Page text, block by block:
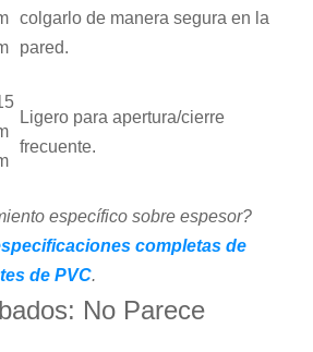
colgarlo de manera segura en la
pared.
Ligero para apertura/cierre
frecuente.
específico sobre espesor?
completas de
de PVC.
No Parece